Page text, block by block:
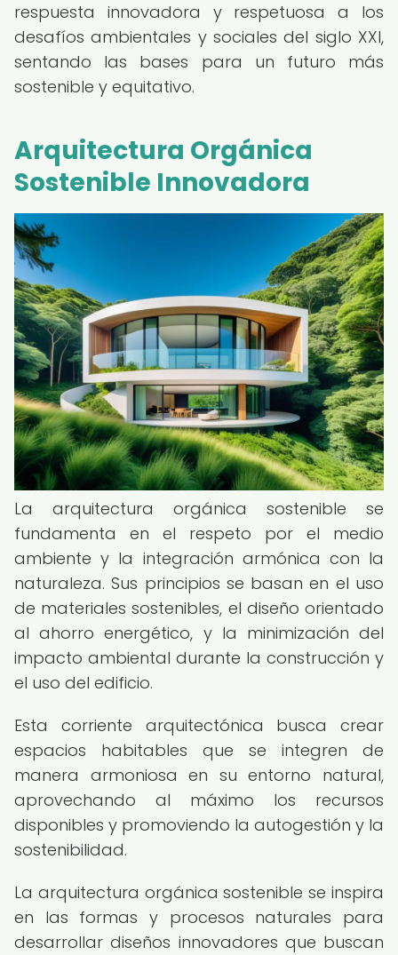
respuesta innovadora y respetuosa a los
desafíos ambientales y sociales del siglo XXI,
sentando las bases para un futuro más
sostenible y equitativo.
Arquitectura Orgánica
Sostenible Innovadora
La arquitectura orgánica sostenible se
fundamenta en el respeto por el medio
ambiente y la integración armónica con la
naturaleza. Sus principios se basan en el uso
de materiales sostenibles, el diseño orientado
al ahorro energético, y la minimización del
impacto ambiental durante la construcción y
el uso del edificio.
Esta corriente arquitectónica busca crear
espacios habitables que se integren de
manera armoniosa en su entorno natural,
aprovechando al máximo los recursos
disponibles y promoviendo la autogestión y la
sostenibilidad.
La arquitectura orgánica sostenible se inspira
en las formas y procesos naturales para
desarrollar diseños innovadores que buscan